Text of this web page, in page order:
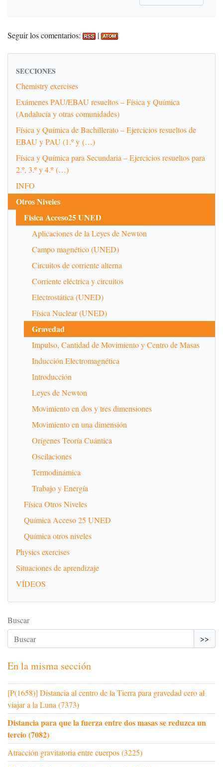
Seguir los comentarios: |
SECCIONES
Chemistry exercises
Exámenes PAU/EBAU resueltos – Física y Química
(Andalucía y otras comunidades)
Física y Química de Bachillerato – Ejercicios resueltos de
EBAU y PAU (1.º y (…)
Física y Química para Secundaria – Ejercicios resueltos para
2.º, 3.º y 4.º (…)
INFO
Otros Niveles
Fisica Acceso25 UNED
Aplicaciones de la Leyes de Newton
Campo magnético (UNED)
Circuitos de corriente alterna
Corriente eléctrica y circuitos
Electrostática (UNED)
Física Nuclear (UNED)
Gravedad
Impulso, Cantidad de Movimiento y Centro de Masas
Inducción Electromagnética
Introducción
Leyes de Newton
Movimiento en dos y tres dimensiones
Movimiento en una dimensión
Orígenes Teoría Cuántica
Oscilaciones
Termodinámica
Trabajo y Energía
Física Otros Niveles
Química Acceso 25 UNED
Química otros niveles
Physics exercises
Situaciones de aprendizaje
VÍDEOS
Buscar
>>
En la misma sección
[P(1658)] Distancia al centro de la Tierra para gravedad cero al
viajar a la Luna (7373)
Distancia para que la fuerza entre dos masas se reduzca un
tercio (7082)
Atracción gravitatoria entre cuerpos (3225)